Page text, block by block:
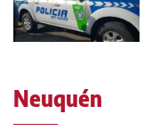
Neuquén